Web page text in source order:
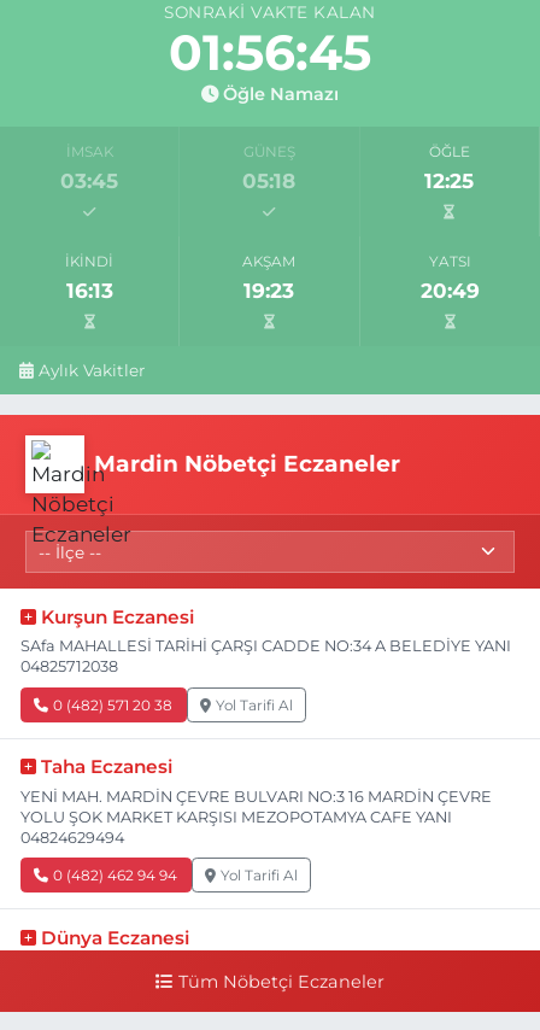
SONRAKI VAKTE KALAN
01:56:45
Öğle Namazı
İMSAK
03:45
GÜNEŞ
05:18
ÖĞLE
12:25
İKINDI
16:13
AKŞAM
19:23
YATSI
20:49
Aylık Vakitler
Mardin Nöbetçi Eczaneler
Kurşun Eczanesi
SAfa MAHALLESİ TARİHİ ÇARŞI CADDE NO:34 A BELEDİYE YANI
04825712038
0 (482) 571 20 38 Yol Tarifi Al
Taha Eczanesi
YENİ MAH. MARDİN ÇEVRE BULVARI NO:3 16 MARDİN ÇEVRE
YOLU ŞOK MARKET KARŞISI MEZOPOTAMYA CAFE YANI
04824629494
0 (482) 462 94 94 Yol Tarifi Al
Dünya Eczanesi
CAD. (İŞBANKASI CAD) BİM MARKET YANI 04824158747
Tüm Nöbetçi Eczaneler